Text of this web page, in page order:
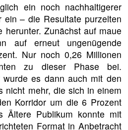
ein noch nachhaltigerer
ein – die Resultate purzelten
herunter. Zunächst auf maue
auf erneut ungenügende
Nur noch 0,26 Millionen
zu dieser Phase bei.
wurde es dann auch mit den
nicht mehr, die sich in einem
Korridor um die 6 Prozent
Ältere Publikum konnte mit
Format in Anbetracht